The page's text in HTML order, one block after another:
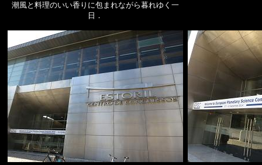
潮風と料理のいい香りに包まれながら暮れゆく一
日．